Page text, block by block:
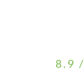
8.9